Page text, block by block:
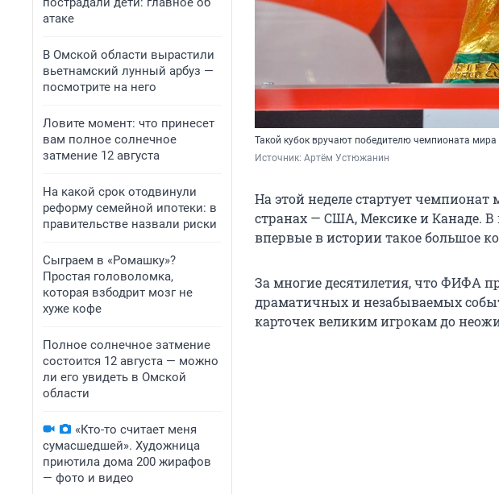
атаке
В Омской области вырастили
вьетнамский лунный арбуз —
посмотрите на него
Ловите момент: что принесет
вам полное солнечное
затмение 12 августа
На какой срок отодвинули
реформу семейной ипотеки: в
правительстве назвали риски
Сыграем в «Ромашку»?
Простая головоломка,
которая взбодрит мозг не
хуже кофе
Полное солнечное затмение
состоится 12 августа — можно
ли его увидеть в Омской
области
«Кто-то считает меня
сумасшедшей». Художница
приютила дома 200 жирафов
— фото и видео
Такой кубок вручают победителю чемпионата мира
Источник: Артём Устюжанин
На этой неделе стартует
странах — США, Мексике и Канаде.
впервые в истории такое большое
За многие десятилетия, что ФИФА
драматичных и незабываемых
карточек великим игрокам до